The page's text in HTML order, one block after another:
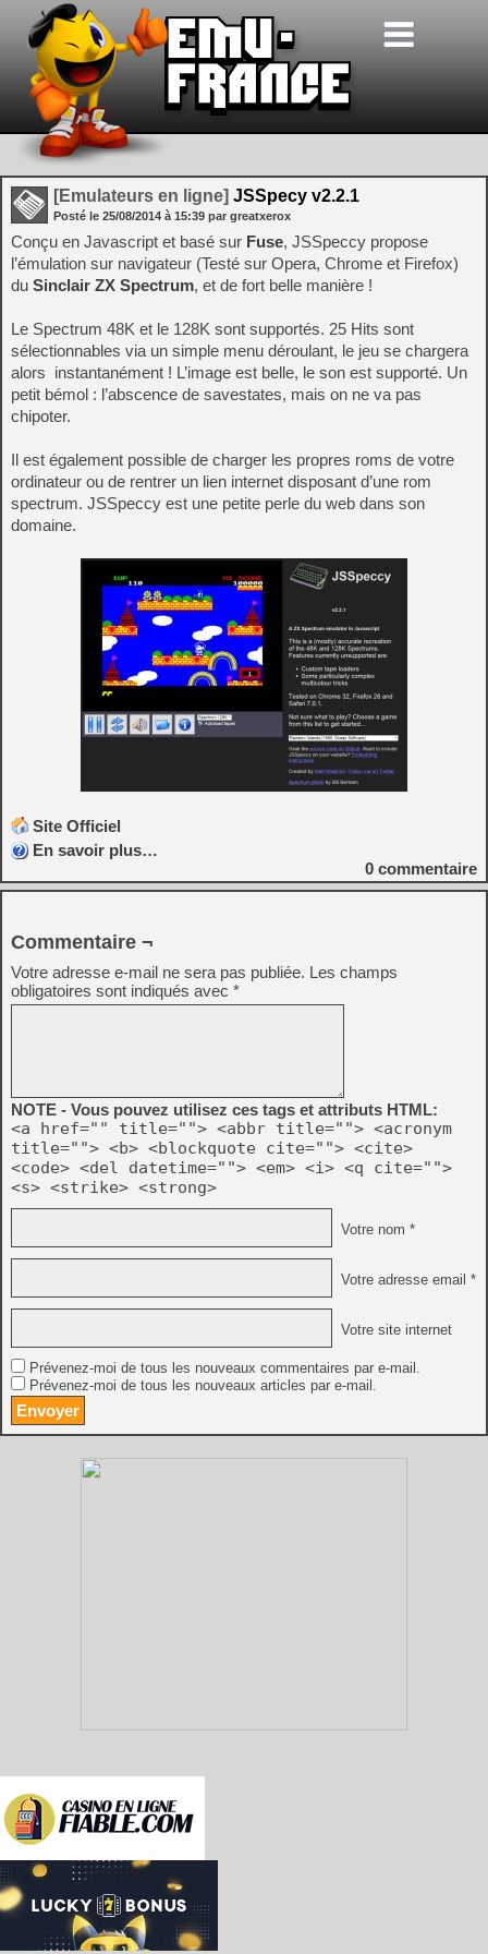
[Emulateurs en ligne] JSSpecy v2.2.1
Posté le 25/08/2014 à 15:39 par greatxerox
Conçu en Javascript et basé sur Fuse, JSSpeccy propose
l’émulation sur navigateur (Testé sur Opera, Chrome et Firefox)
du Sinclair ZX Spectrum, et de fort belle manière !
Le Spectrum 48K et le 128K sont supportés. 25 Hits sont
sélectionnables via un simple menu déroulant, le jeu se chargera
alors instantanément ! L’image est belle, le son est supporté. Un
petit bémol : l’abscence de savestates, mais on ne va pas
chipoter.
Il est également possible de charger les propres roms de votre
ordinateur ou de rentrer un lien internet disposant d’une rom
spectrum. JSSpeccy est une petite perle du web dans son
domaine.
Site Officiel
En savoir plus…
0 commentaire
Commentaire ¬
Votre adresse e-mail ne sera pas publiée. Les champs
obligatoires sont indiqués avec *
NOTE - Vous pouvez utilisez ces tags et attributs HTML:
<a href="" title=""> <abbr title=""> <acronym
title=""> <b> <blockquote cite=""> <cite>
<code> <del datetime=""> <em> <i> <q cite="">
<s> <strike> <strong>
Votre nom *
Votre adresse email *
Votre site internet
Prévenez-moi de tous les nouveaux commentaires par e-mail.
Prévenez-moi de tous les nouveaux articles par e-mail.